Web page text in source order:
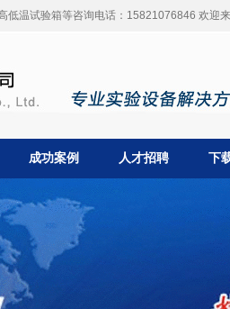
低温试验箱等咨询电话：15821076846 欢迎来
成功案例 人才招聘 下